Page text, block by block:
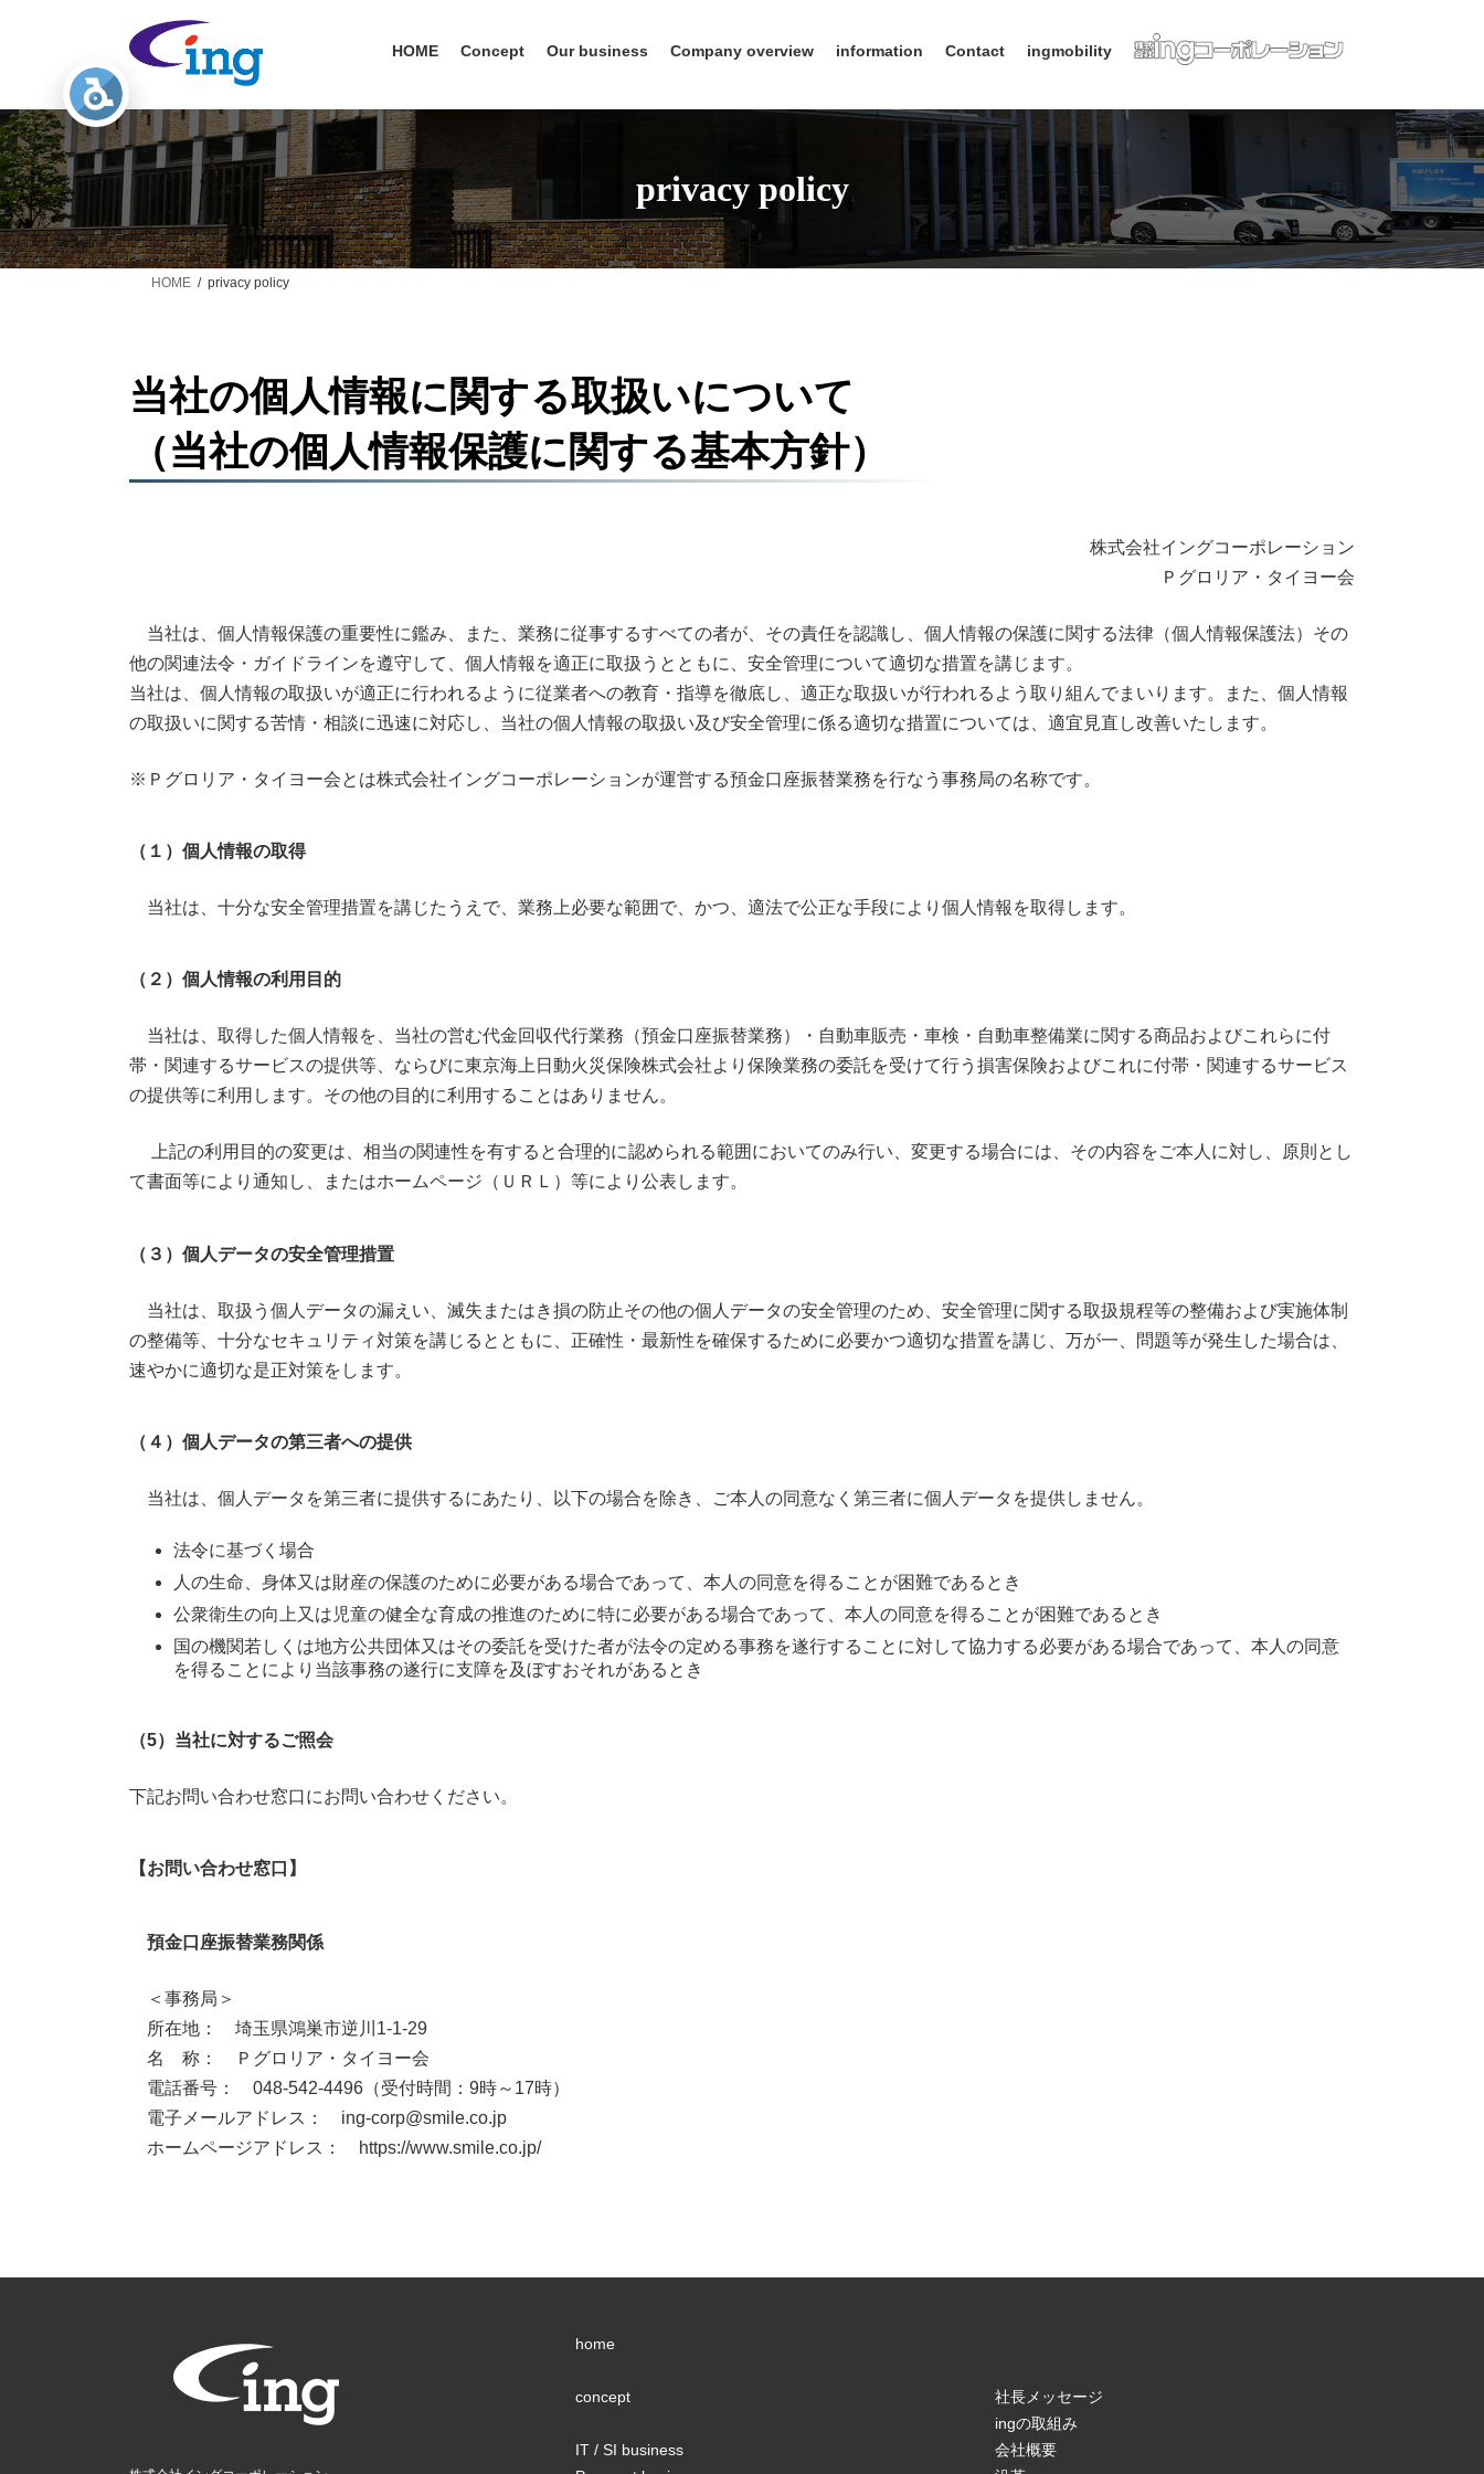
へ
ス
キ
ッ
プ
ョ
ン
に
移
動
HOME Concept Our business Company overview information Contact ingmobility
privacy policy
HOME privacy policy
当社の個人情報に関する取扱いについて
（当社の個人情報保護に関する基本方針）
株式会社イングコーポレーション
Ｐグロリア・タイヨー会
当社は、個人情報保護の重要性に鑑み、また、業務に従事するすべての者が、その責任を認識し、個人情報の保護に関する法律（個人情報保護法）その
他の関連法令・ガイドラインを遵守して、個人情報を適正に取扱うとともに、安全管理について適切な措置を講じます。
当社は、個人情報の取扱いが適正に行われるように従業者への教育・指導を徹底し、適正な取扱いが行われるよう取り組んでまいります。また、個人情報
の取扱いに関する苦情・相談に迅速に対応し、当社の個人情報の取扱い及び安全管理に係る適切な措置については、適宜見直し改善いたします。
※Ｐグロリア・タイヨー会とは株式会社イングコーポレーションが運営する預金口座振替業務を行なう事務局の名称です。
（１）個人情報の取得
当社は、十分な安全管理措置を講じたうえで、業務上必要な範囲で、かつ、適法で公正な手段により個人情報を取得します。
（２）個人情報の利用目的
当社は、取得した個人情報を、当社の営む代金回収代行業務（預金口座振替業務）・自動車販売・車検・自動車整備業に関する商品およびこれらに付
帯・関連するサービスの提供等、ならびに東京海上日動火災保険株式会社より保険業務の委託を受けて行う損害保険およびこれに付帯・関連するサービス
の提供等に利用します。その他の目的に利用することはありません。
上記の利用目的の変更は、相当の関連性を有すると合理的に認められる範囲においてのみ行い、変更する場合には、その内容をご本人に対し、原則とし
て書面等により通知し、またはホームページ（ＵＲＬ）等により公表します。
（３）個人データの安全管理措置
当社は、取扱う個人データの漏えい、滅失またはき損の防止その他の個人データの安全管理のため、安全管理に関する取扱規程等の整備および実施体制
の整備等、十分なセキュリティ対策を講じるとともに、正確性・最新性を確保するために必要かつ適切な措置を講じ、万が一、問題等が発生した場合は、
速やかに適切な是正対策をします。
（４）個人データの第三者への提供
当社は、個人データを第三者に提供するにあたり、以下の場合を除き、ご本人の同意なく第三者に個人データを提供しません。
法令に基づく場合
人の生命、身体又は財産の保護のために必要がある場合であって、本人の同意を得ることが困難であるとき
公衆衛生の向上又は児童の健全な育成の推進のために特に必要がある場合であって、本人の同意を得ることが困難であるとき
国の機関若しくは地方公共団体又はその委託を受けた者が法令の定める事務を遂行することに対して協力する必要がある場合であって、本人の同意
を得ることにより当該事務の遂行に支障を及ぼすおそれがあるとき
（5）当社に対するご照会
下記お問い合わせ窓口にお問い合わせください。
【お問い合わせ窓口】
預金口座振替業務関係
＜事務局＞
所在地： 埼玉県鴻巣市逆川1-1-29
名 称： Ｐグロリア・タイヨー会
電話番号： 048-542-4496（受付時間：9時～17時）
電子メールアドレス： ing-corp@smile.co.jp
ホームページアドレス： https://www.smile.co.jp/
home
concept
IT / SI business
社長メッセージ
ingの取組み
会社概要